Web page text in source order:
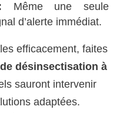
Même une seule
d’alerte immédiat.
efficacement, faites
désinsectisation à
sauront intervenir
adaptées.